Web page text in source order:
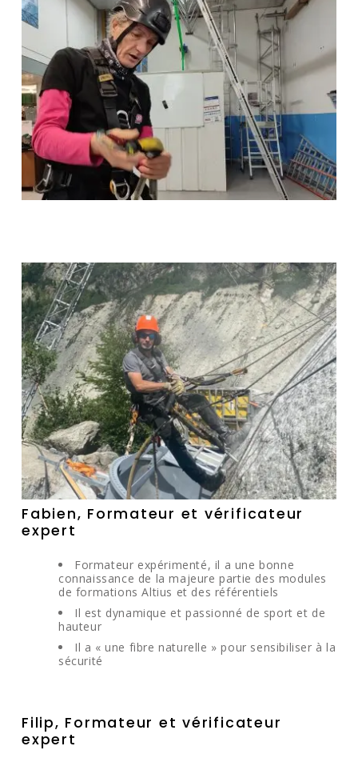
Fabien, Formateur et vérificateur
expert
Formateur expérimenté, il a une bonne
connaissance de la majeure partie des modules
de formations Altius et des référentiels
Il est dynamique et passionné de sport et de
hauteur
Il a « une fibre naturelle » pour sensibiliser à la
sécurité
Filip, Formateur et vérificateur
expert